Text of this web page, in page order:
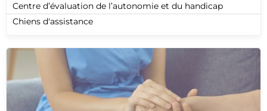
Centre d’évaluation de l’autonomie et du handicap
Chiens d'assistance